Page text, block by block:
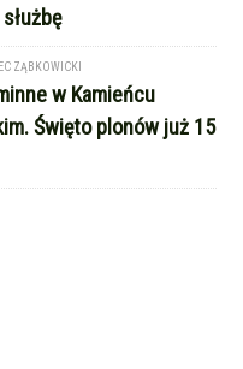
ZĄBKOWICKI
w Kamieńcu
Święto plonów już 15